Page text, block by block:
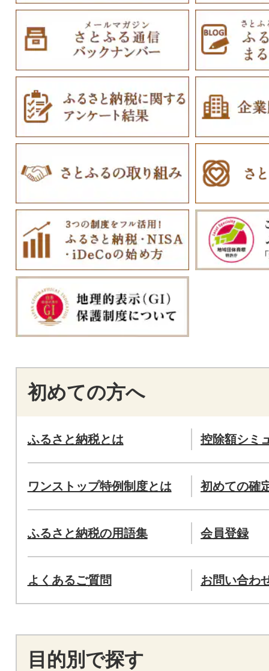
初めての方へ
ふるさと納税とは 控除額シミ
ワンストップ特例制度とは 初めての確
ふるさと納税の用語集 会員登録
よくあるご質問 お問い合わ
目的別で探す